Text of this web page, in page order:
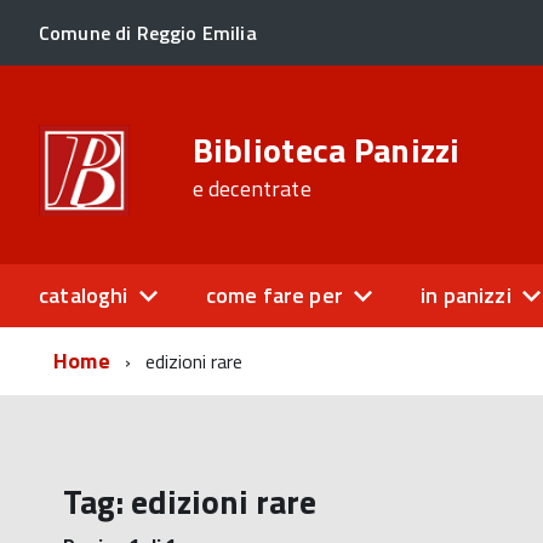
Comune di Reggio Emilia
Biblioteca Panizzi
e decentrate
cataloghi come fare per in panizzi
Home
edizioni rare
Tag:edizioni rare